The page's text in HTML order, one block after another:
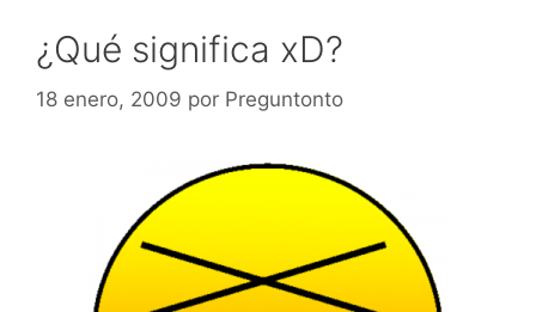
¿Qué significa xD?
18 enero, 2009 por Preguntonto